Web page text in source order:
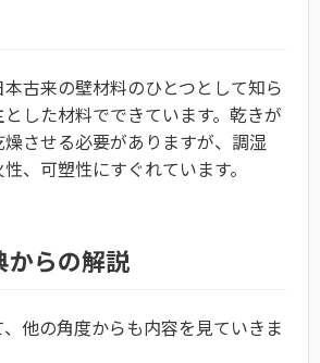
本古来の壁材料のひとつとして知ら
した材料でできています。乾きが
させる必要がありますが、調湿
、可塑性にすぐれています。
からの解説
、他の角度からも内容を見ていきま